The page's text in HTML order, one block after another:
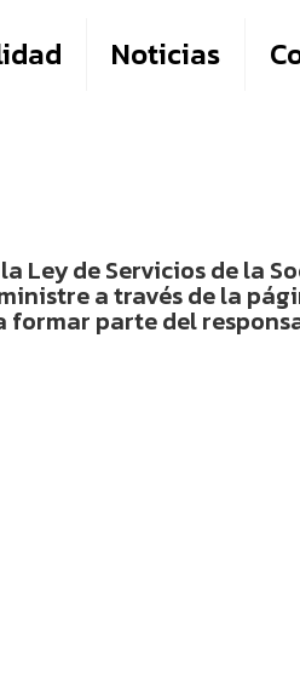
Noticias
Ley de Servicios de la
a través de la
formar parte del